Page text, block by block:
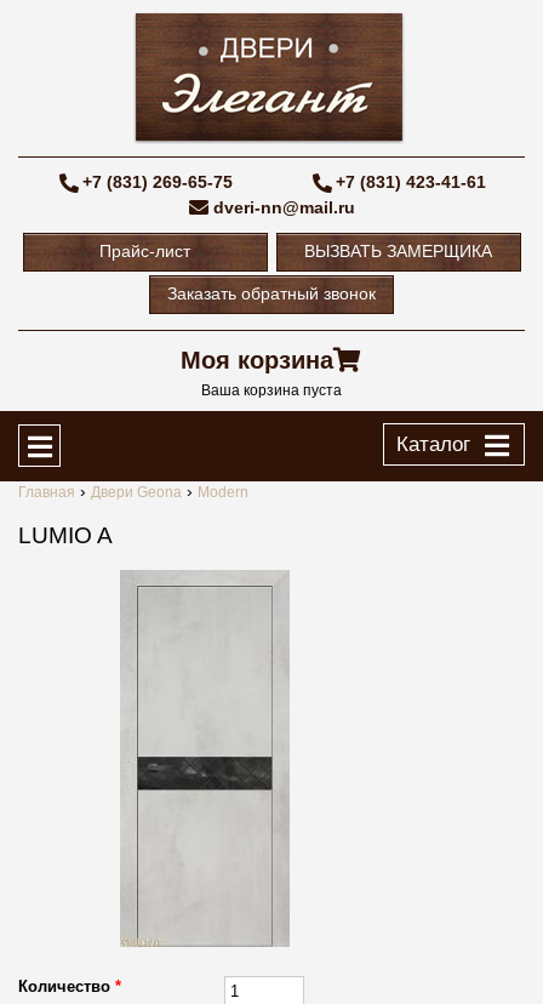
+7 (831) 269-65-75
+7 (831) 423-41-61
dveri-nn@mail.ru
Прайс-лист ВЫЗВАТЬ ЗАМЕРЩИКА
Заказать обратный звонок
Моя корзина
Ваша корзина пуста
Каталог
Главная Двери Geona Modern
LUMIO A
Количество *